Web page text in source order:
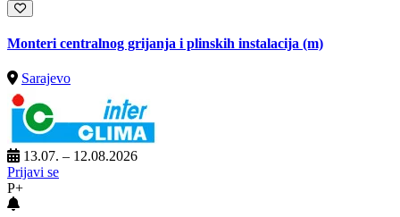
Monteri centralnog grijanja i plinskih instalacija (m)
Sarajevo
13.07. – 12.08.2026
Prijavi se
P+